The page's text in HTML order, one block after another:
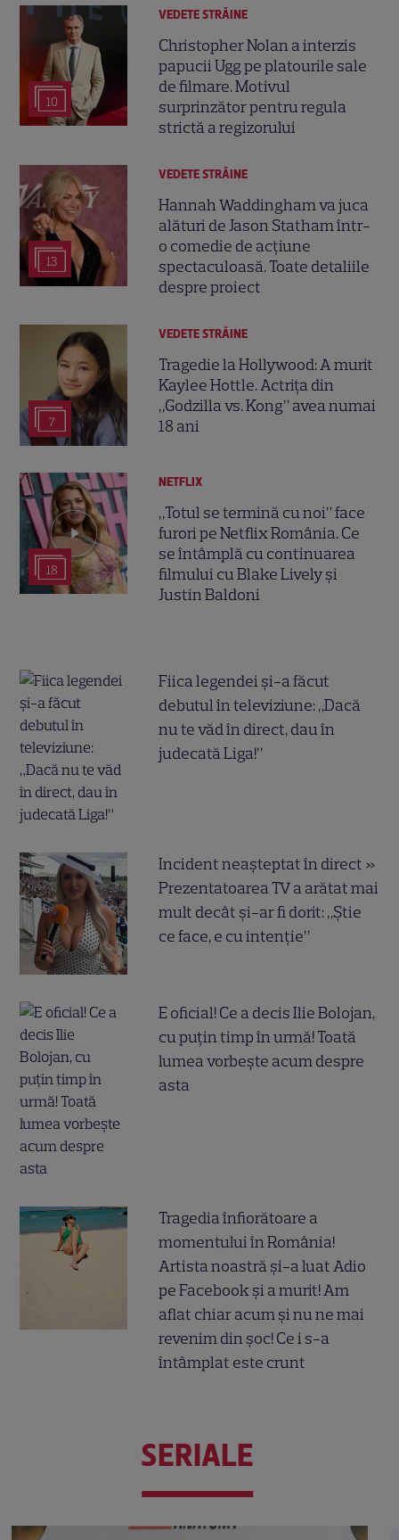
10
VEDETE STRĂINE
Christopher Nolan a interzis
papucii Ugg pe platourile sale
de filmare. Motivul
surprinzător pentru regula
strictă a regizorului
13
VEDETE STRĂINE
Hannah Waddingham va juca
alături de Jason Statham într-
o comedie de acțiune
spectaculoasă. Toate detaliile
despre proiect
7
VEDETE STRĂINE
Tragedie la Hollywood: A murit
Kaylee Hottle. Actrița din
„Godzilla vs. Kong” avea numai
18 ani
18
NETFLIX
„Totul se termină cu noi” face
furori pe Netflix România. Ce
se întâmplă cu continuarea
filmului cu Blake Lively și
Justin Baldoni
Fiica legendei și-a făcut
debutul în televiziune: „Dacă
nu te văd în direct, dau în
judecată Liga!”
Incident neașteptat în direct »
Prezentatoarea TV a arătat mai
mult decât și-ar fi dorit: „Știe
ce face, e cu intenție”
E oficial! Ce a decis Ilie Bolojan,
cu puțin timp în urmă! Toată
lumea vorbește acum despre
asta
Tragedia înfiorătoare a
momentului în România!
Artista noastră și-a luat Adio
pe Facebook și a murit! Am
aflat chiar acum și nu ne mai
revenim din șoc! Ce i s-a
întâmplat este crunt
SERIALE